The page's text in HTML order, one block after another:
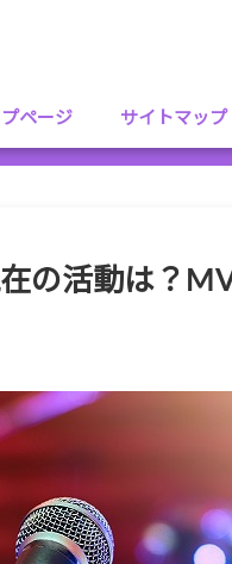
プページ サイトマップ
の活動は？